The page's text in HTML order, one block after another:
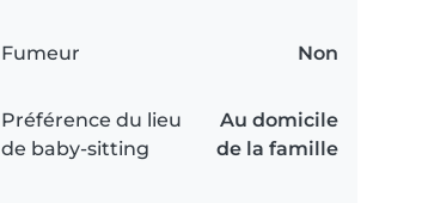
Fumeur Non
Préférence du lieu
de baby-sitting
Au domicile
de la famille